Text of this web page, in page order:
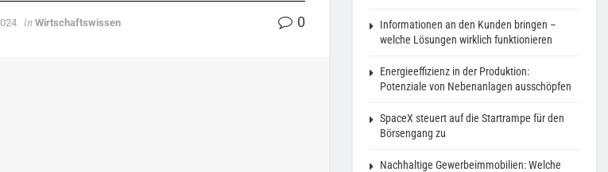
in Wirtschaftswissen 0
Informationen an den Kunden bringen –
welche Lösungen wirklich funktionieren
Energieeffizienz in der Produktion:
Potenziale von Nebenanlagen ausschöpfen
SpaceX steuert auf die Startrampe für den
Börsengang zu
Nachhaltige Gewerbeimmobilien: Welche